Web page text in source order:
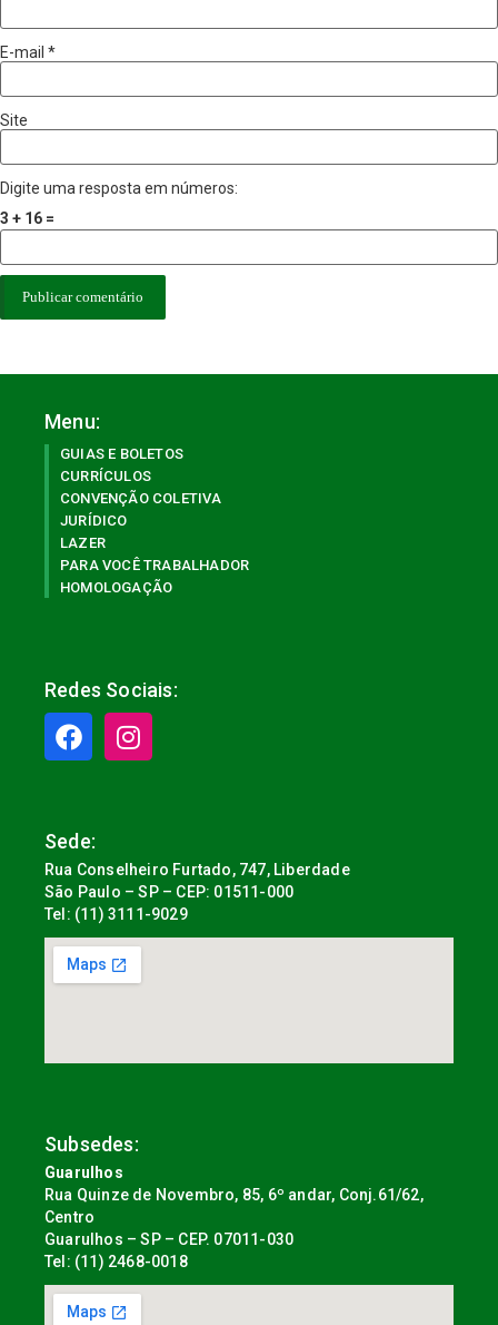
E-mail *
Site
Digite uma resposta em números:
3 + 16 =
Menu:
GUIAS E BOLETOS
CURRÍCULOS
CONVENÇÃO COLETIVA
JURÍDICO
LAZER
PARA VOCÊ TRABALHADOR
HOMOLOGAÇÃO
Redes Sociais:
Sede:
Rua Conselheiro Furtado, 747, Liberdade
São Paulo – SP – CEP: 01511-000
Tel: (11) 3111-9029
Subsedes:
Guarulhos
Rua Quinze de Novembro, 85, 6º andar, Conj.61/62,
Centro
Guarulhos – SP – CEP. 07011-030
Tel: (11) 2468-0018